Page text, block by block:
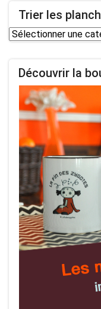
Trier les
Trier
BD
thèmes
Découvrir la